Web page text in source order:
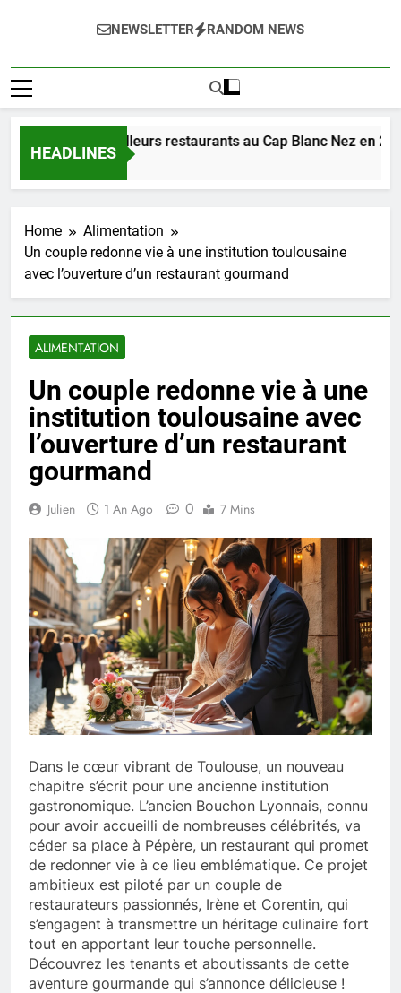
NEWSLETTER RANDOM NEWS
HEADLINES
des meilleurs restaurants au Cap Blanc Nez en 2025
Home
Alimentation
Un couple redonne vie à une institution toulousaine
avec l’ouverture d’un restaurant gourmand
ALIMENTATION
Un couple redonne vie à une
institution toulousaine avec
l’ouverture d’un restaurant
gourmand
Julien 1 An Ago 0 7 Mins
Dans le cœur vibrant de Toulouse, un nouveau
chapitre s’écrit pour une ancienne institution
gastronomique. L’ancien Bouchon Lyonnais, connu
pour avoir accueilli de nombreuses célébrités, va
céder sa place à Pépère, un restaurant qui promet
de redonner vie à ce lieu emblématique. Ce projet
ambitieux est piloté par un couple de
restaurateurs passionnés, Irène et Corentin, qui
s’engagent à transmettre un héritage culinaire fort
tout en apportant leur touche personnelle.
Découvrez les tenants et aboutissants de cette
aventure gourmande qui s’annonce délicieuse !